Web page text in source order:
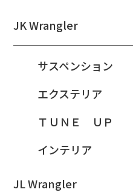
JK Wrangler
サスペンション
エクステリア
ＴＵＮＥ ＵＰ
インテリア
JL Wrangler